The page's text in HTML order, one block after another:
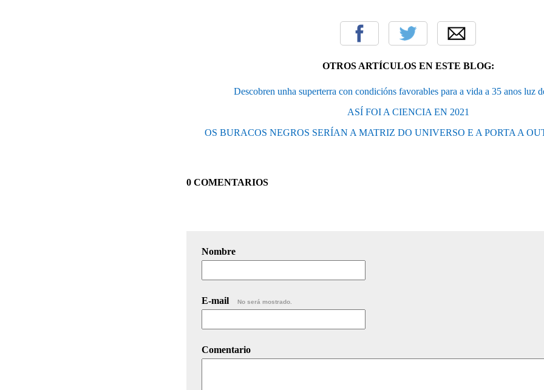
OTROS ARTÍCULOS EN ESTE BLOG:
Descobren unha superterra con condicións favorables para a vida a 35 anos luz
ASÍ FOI A CIENCIA EN 2021
OS BURACOS NEGROS SERÍAN A MATRIZ DO UNIVERSO E A PORTA A
0 COMENTARIOS
Nombre
E-mail No será mostrado.
Comentario